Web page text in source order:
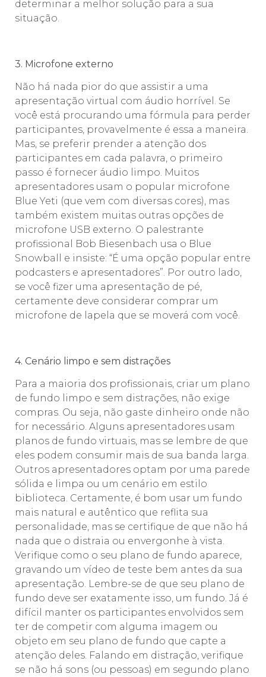
determinar a melhor solução para a sua
situação.
3. Microfone externo
Não há nada pior do que assistir a uma
apresentação virtual com áudio horrível. Se
você está procurando uma fórmula para perder
participantes, provavelmente é essa a maneira.
Mas, se preferir prender a atenção dos
participantes em cada palavra, o primeiro
passo é fornecer áudio limpo. Muitos
apresentadores usam o popular microfone
Blue Yeti (que vem com diversas cores), mas
também existem muitas outras opções de
microfone USB externo. O palestrante
profissional Bob Biesenbach usa o Blue
Snowball e insiste: “É uma opção popular entre
podcasters e apresentadores”. Por outro lado,
se você fizer uma apresentação de pé,
certamente deve considerar comprar um
microfone de lapela que se moverá com você.
4. Cenário limpo e sem distrações
Para a maioria dos profissionais, criar um plano
de fundo limpo e sem distrações, não exige
compras. Ou seja, não gaste dinheiro onde não
for necessário. Alguns apresentadores usam
planos de fundo virtuais, mas se lembre de que
eles podem consumir mais de sua banda larga.
Outros apresentadores optam por uma parede
sólida e limpa ou um cenário em estilo
biblioteca. Certamente, é bom usar um fundo
mais natural e autêntico que reflita sua
personalidade, mas se certifique de que não há
nada que o distraia ou envergonhe à vista.
Verifique como o seu plano de fundo aparece,
gravando um vídeo de teste bem antes da sua
apresentação. Lembre-se de que seu plano de
fundo deve ser exatamente isso, um fundo. Já é
difícil manter os participantes envolvidos sem
ter de competir com alguma imagem ou
objeto em seu plano de fundo que capte a
atenção deles. Falando em distração, verifique
se não há sons (ou pessoas) em segundo plano